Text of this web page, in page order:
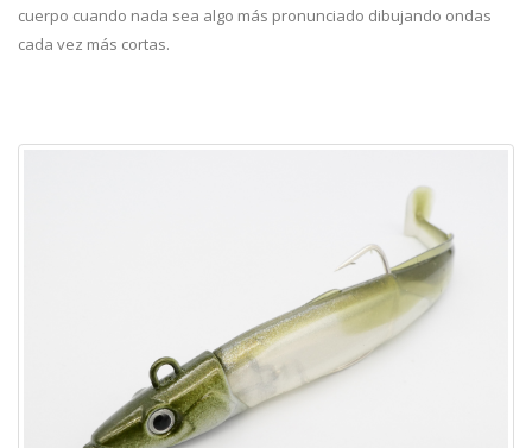
cuerpo cuando nada sea algo más pronunciado dibujando ondas
cada vez más cortas.